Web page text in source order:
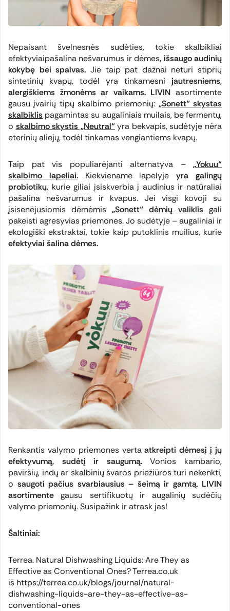
Nepaisant švelnesnės sudėties, tokie skalbikliai
efektyviaipašalina nešvarumus ir dėmes, išsaugo audinių
kokybę bei spalvas. Jie taip pat dažnai neturi stiprių
sintetinių kvapų, todėl yra tinkamesni jautresniems,
alergiškiems žmonėms ar vaikams. LIVIN asortimente
gausu įvairių tipų skalbimo priemonių: „Sonett“ skystas
skalbiklis pagamintas su augaliniais muilais, be fermentų,
o skalbimo skystis „Neutral“ yra bekvapis, sudėtyje nėra
eterinių aliejų, todėl tinkamas vengiantiems kvapų.
Taip pat vis populiarėjanti alternatyva – „Yokuu“
skalbimo lapeliai.Kiekviename lapelyjeyra galingų
probiotikų, kurie giliai įsiskverbia į audinius ir natūraliai
pašalina nešvarumus ir kvapus. Jei visgi kovoji su
įsisenėjusiomis dėmėmis „Sonett“ dėmių valiklis gali
pakeisti agresyvias priemones. Jo sudėtyje – augaliniai ir
ekologiški ekstraktai, tokie kaip putoklinis muilius, kurie
efektyviai šalina dėmes.
Renkantis valymo priemones vertaatkreipti dėmesį į jų
efektyvumą, sudėtį ir saugumą.Vonios kambario,
paviršių, indų ar skalbinių švaros priežiūros turi nekenkti,
o saugoti pačius svarbiausius – šeimą ir gamtą. LIVIN
asortimente gausu sertifikuotų ir augalinių sudėčių
valymo priemonių. Susipažink ir atrask jas!
Šaltiniai:
Terrea. Natural Dishwashing Liquids: Are They as
Effective as Conventional Ones? Terrea.co.uk
iš https://terrea.co.uk/blogs/journal/natural-
dishwashing-liquids-are-they-as-effective-as-
conventional-ones